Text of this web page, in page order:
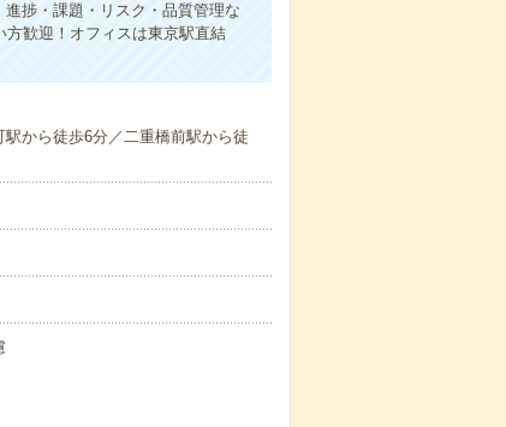
捗・課題・リスク・品質管理な
歓迎！オフィスは東京駅直結
から徒歩6分／二重橋前駅から徒